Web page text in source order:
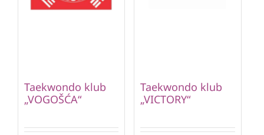
Taekwondo klub
„VOGOŠĆA“
Taekwondo klub
„VICTORY“